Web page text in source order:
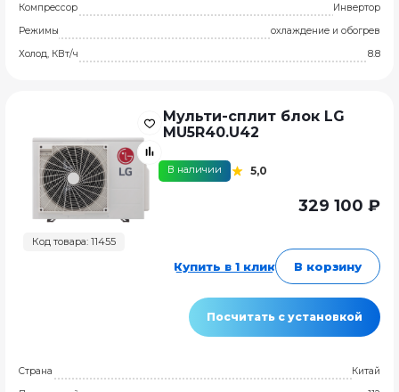
Компрессор
Инвертор
Режимы
охлаждение и обогрев
Холод, КВт/ч
8.8
Код товара: 11455
Мульти-сплит блок LG
MU5R40.U42
В наличии 5,0
329 100 ₽
Купить в 1 клик В корзину
Посчитать с установкой
Страна
Китай